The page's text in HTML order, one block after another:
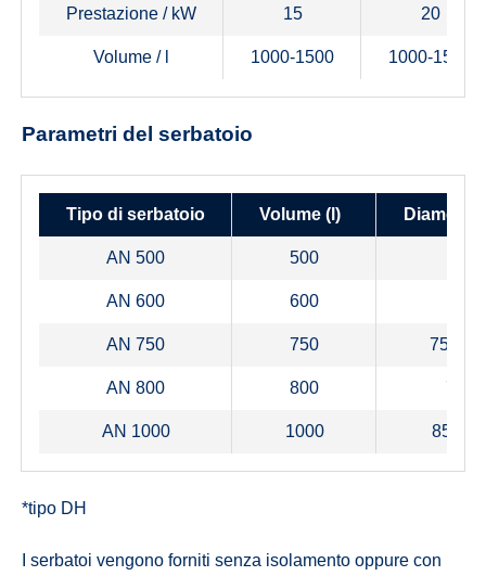
Prestazione / kW 15 20
Volume / l 1000-1500 1000-1500
Parametri del serbatoio
Tipo di serbatoio Volume (l) Diametro
AN 500 500
AN 600 600
AN 750 750 750/
AN 800 800 790*
AN 1000 1000 850/
*tipo DH
I serbatoi vengono forniti senza isolamento oppure con